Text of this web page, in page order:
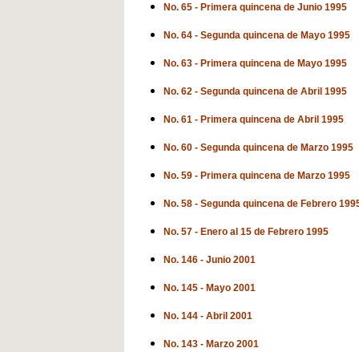
No. 65 - Primera quincena de Junio 1995
No. 64 - Segunda quincena de Mayo 1995
No. 63 - Primera quincena de Mayo 1995
No. 62 - Segunda quincena de Abril 1995
No. 61 - Primera quincena de Abril 1995
No. 60 - Segunda quincena de Marzo 1995
No. 59 - Primera quincena de Marzo 1995
No. 58 - Segunda quincena de Febrero
No. 57 - Enero al 15 de Febrero 1995
No. 146 - Junio 2001
No. 145 - Mayo 2001
No. 144 - Abril 2001
No. 143 - Marzo 2001